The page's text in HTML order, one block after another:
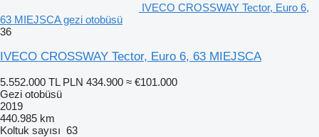
IVECO CROSSWAY Tector, Euro 6,
63 MIEJSCA gezi otobüsü
36
IVECO CROSSWAY Tector, Euro 6, 63 MIEJSCA
5.552.000 TL PLN 434.900 ≈ €101.000
Gezi otobüsü
2019
440.985 km
Koltuk sayısı 63